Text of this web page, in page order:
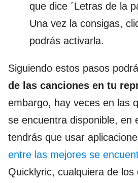
que dice ´Letras de la
Una vez la consigas,
podrás activarla.
Siguiendo estos pasos
de las canciones en tu
embargo, hay veces en las
se encuentra disponible, en
tendrás que usar
entre las mejores se
Quicklyric, cualquiera de